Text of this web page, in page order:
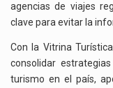
agencias de viajes
clave para evitar la
Con la Vitrina
consolidar
turismo en el país,